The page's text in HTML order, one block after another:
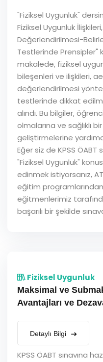
"Fiziksel Uygunluk"
Fiziksel Uygunluk İlişkileri,
Değerlendirilmesi-
Testlerinde Prensipler"
makalede, fiziksel
bileşenleri ve ilişkileri,
değerlendirilmesi
testlerinde dikkat
alındı. Bu bilgiler,
olmalarına ve sağlıklı
geliştirmelerine
Eğer siz de KPSS ÖABT
"Fiziksel Uygunluk"
edinmek istiyorsanız,
eğitim
eğitmenlerimiz
başarılı bir şekilde
Fiziksel Uygunluk
Maksimal ve
Avantajları ve
Detaylı Bilgi
KPSS ÖABT sınavına